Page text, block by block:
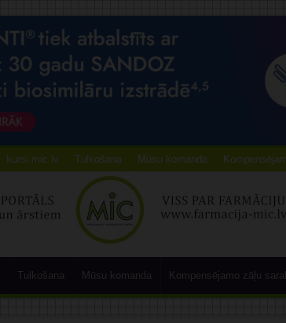
kursi.mic.lv Tulkošana Mūsu komanda
Tulkošana Mūsu komanda Kompensējamo zāļu